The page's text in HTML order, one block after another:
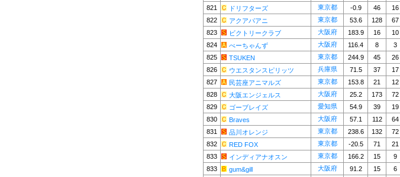
821
ドリフターズ 東京都 -0.9 46 16
822
アクアパアニ 東京都 53.6 128 67
823
ビクトリークラブ 大阪府 183.9 16 10
824
べーちゃんず 大阪府 116.4 8 3
825
TSUKEN 東京都 244.9 45 26
826
ウエスタンスピリッツ 兵庫県 71.5 37 17
827
民芸座アニマルズ 東京都 153.8 21 12
828
大阪エンジェルス 大阪府 25.2 173 72
829
ゴーブレイズ 愛知県 54.9 39 19
830
Braves 大阪府 57.1 112 64
831
品川オレンジ 東京都 238.6 132 72
832
RED FOX 東京都 -20.5 71 21
833
インディアナオスン 東京都 166.2 15 9
833
gum&gill 大阪府 91.2 15 6